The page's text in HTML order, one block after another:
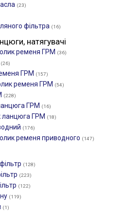
(23)
фільтра (16)
натягувачі
ременя ГРМ (36)
(26)
ГРМ (157)
ременя ГРМ (54)
(228)
ГРМ (16)
ланцюга ГРМ (18)
(176)
ременя приводного (147)
(128)
(223)
(122)
(119)
(1)